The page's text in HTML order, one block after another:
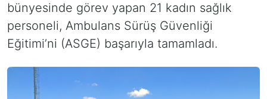
bünyesinde görev yapan 21 kadın sağlık
personeli, Ambulans Sürüş Güvenliği
Eğitimi’ni (ASGE) başarıyla tamamladı.